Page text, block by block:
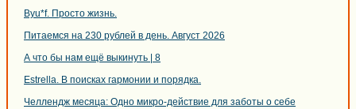
Byu*f. Просто жизнь.
Питаемся на 230 рублей в день. Август 2026
А что бы нам ещё выкинуть | 8
Estrella. В поисках гармонии и порядка.
Челлендж месяца: Одно микро-действие для заботы о себе